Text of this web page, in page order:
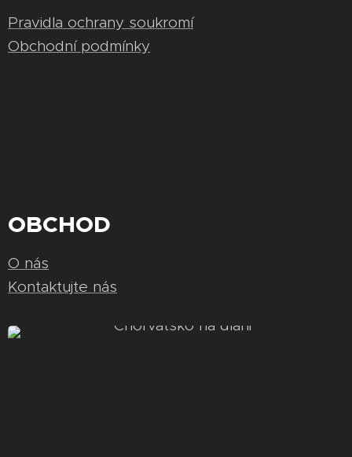
Pravidla ochrany soukromí
Obchodní podmínky
OBCHOD
O nás
Kontaktujte nás